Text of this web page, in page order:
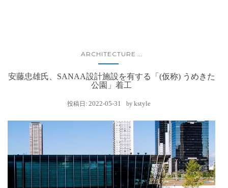
ARCHITECTURE ...
安藤忠雄氏、SANAA設計施設を有する「(仮称) うめきた
公園」着工
投稿日: 2022-05-31 by kstyle